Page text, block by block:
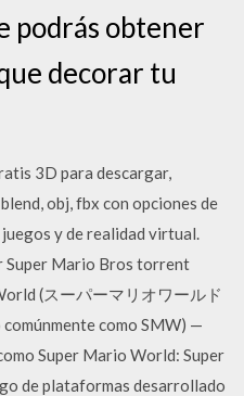
podrás obtener
decorar tu
3D para descargar,
obj, fbx con opciones de
y de realidad virtual.
Super Mario Bros torrent
(スーパーマリオワールド
como SMW) —
Super Mario World: Super
de plataformas desarrollado